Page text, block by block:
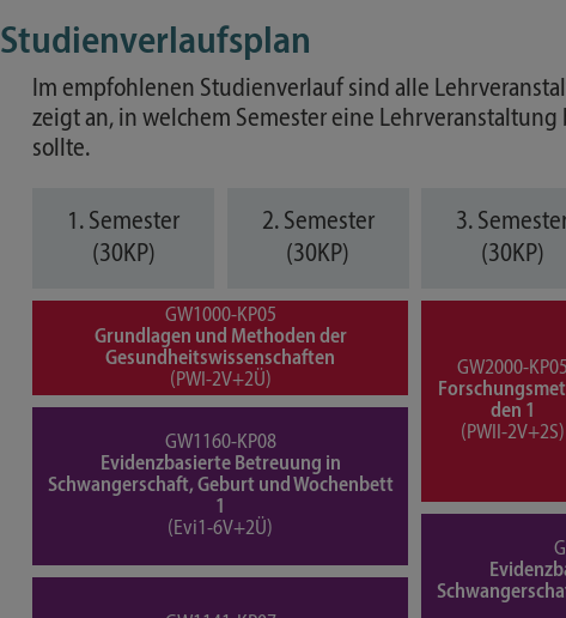
Studienverlaufsplan
Im empfohlenen Studienverlauf sind alle
zeigt an, in welchem Semester eine Lehrveranstaltung
sollte.
1. Semester
(30KP)
GW1000-KP05
Grundlagen und Methoden der
Gesundheits­wissenschaften
(PWI-2V+2Ü)
GW1160-KP08
Evidenzbasierte Betreuung in
Schwangerschaft, Geburt und Wochenbett
1
(Evi1-6V+2Ü)
2. Semester
(30KP)
3.
(30KP)
GW2000-KP05
den 1
(PWII-2V+2S)